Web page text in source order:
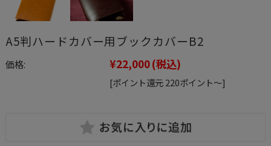
A5判ハードカバー用ブックカバーB2
価格: ¥22,000(税込)
[ポイント還元 220ポイント～]